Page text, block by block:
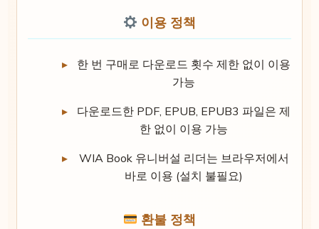
이용 정책
한 번 구매로 다운로드 횟수 제한 없이 이용
가능
다운로드한 PDF, EPUB, EPUB3 파일은 제
한 없이 이용 가능
WIA Book 유니버설 리더는 브라우저에서
바로 이용 (설치 불필요)
환불 정책